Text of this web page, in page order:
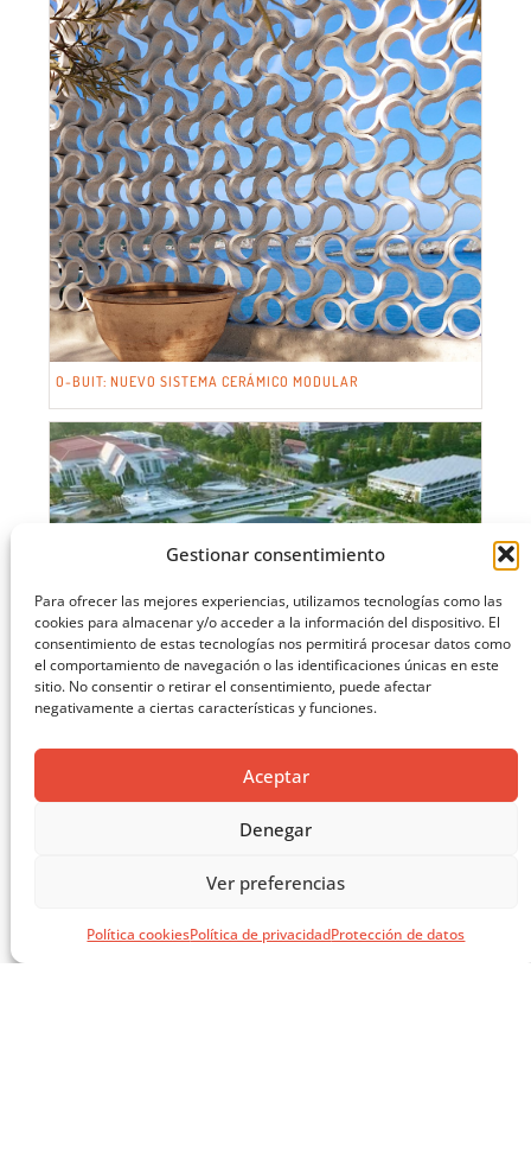
Gestionar consentimiento
Para ofrecer las mejores experiencias, utilizamos tecnologías como las
cookies para almacenar y/o acceder a la información del dispositivo. El
consentimiento de estas tecnologías nos permitirá procesar datos como
el comportamiento de navegación o las identificaciones únicas en este
sitio. No consentir o retirar el consentimiento, puede afectar
negativamente a ciertas características y funciones.
Aceptar
Denegar
Ver preferencias
Política cookiesPolítica de privacidadProtección de datos
O-BUIT: NUEVO SISTEMA CERÁMICO MODULAR
EL LIBRO VERDE DE SOLUCIONES CONSTRUCTIVAS
CARGAR MÁS ...